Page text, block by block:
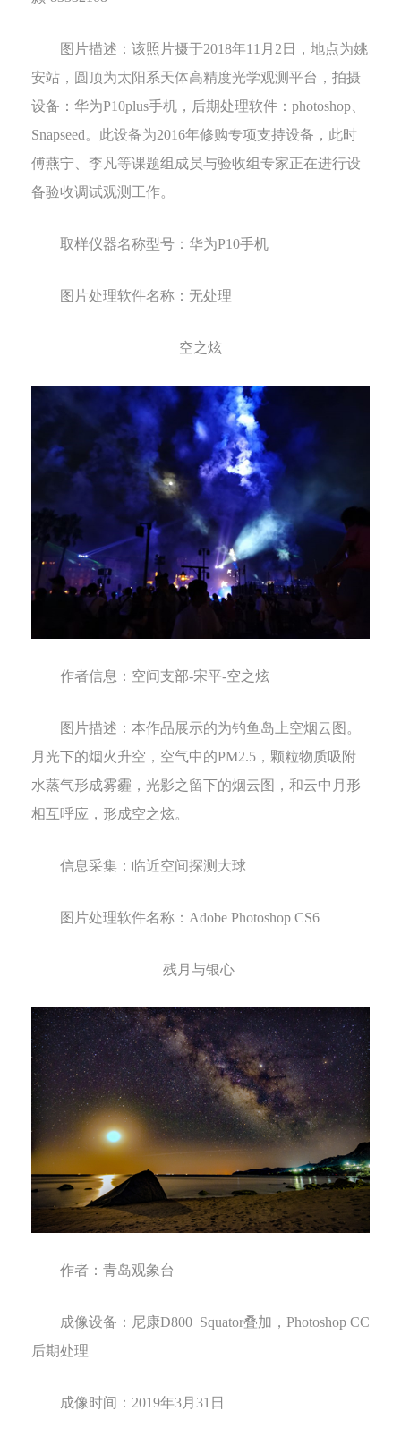
图片描述： 该照片摄于2018年11 月 2 日，地点为姚
安站，圆顶为太阳系天体高精度光学观测平台，拍摄
设备：华为P10plus手机，后期处理软件： photoshop
Snapseed。此设备为2016年修购专项支持设备，此时
傅燕宁、李凡等课题组成员与验收组专家正在进行设
备验收调试观测工作。
取样仪器名称型号： 华为P10手机
图片处理软件名称： 无处理
空之炫
作者信息： 空间支部-宋平-空之炫
图片描述： 本作品展示的为钓鱼岛上空烟云图。
月光下的烟火升空，空气中的PM2.5 ，颗粒物质吸附
水蒸气形成雾霾，光影之留下的烟云图，和云中月形
相互呼应，形成空之炫。
信息采集： 临近空间探测大球
图片处理软件名称： Adobe Photoshop CS6
残月与银心
作者： 青岛观象台
成像设备： 尼康D800 Squator叠加， Photoshop CC
后期处理
成像时间： 2019年3月 31 日